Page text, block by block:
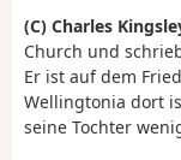
(C) Charles
Church und
Er ist auf dem
Wellingtonia dort
seine Tochter